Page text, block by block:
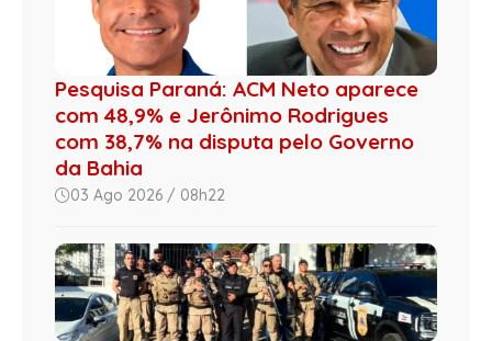
Pesquisa Paraná: ACM Neto aparece
com 48,9% e Jerônimo Rodrigues
com 38,7% na disputa pelo Governo
da Bahia
03 Ago 2026 / 08h22